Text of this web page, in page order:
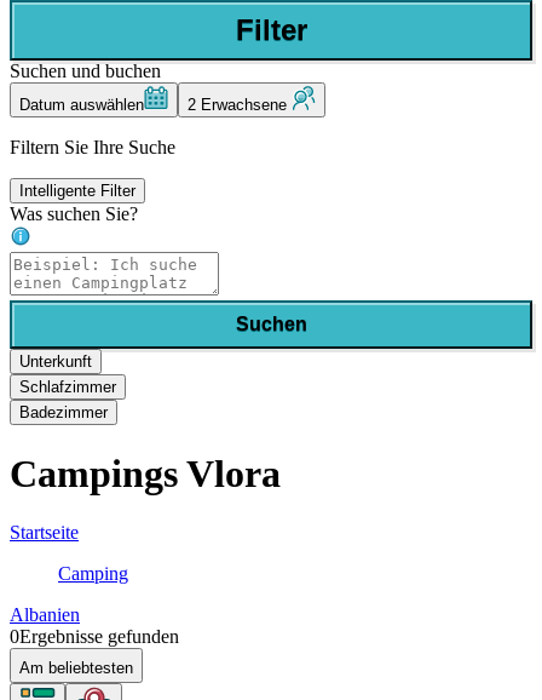
Filter
Suchen und buchen
Datum auswählen 2 Erwachsene
Filtern Sie Ihre Suche
Intelligente Filter
Was suchen Sie?
Suchen
Unterkunft
Schlafzimmer
Badezimmer
Campings Vlora
Startseite
Camping
Albanien
0Ergebnisse gefunden
Am beliebtesten